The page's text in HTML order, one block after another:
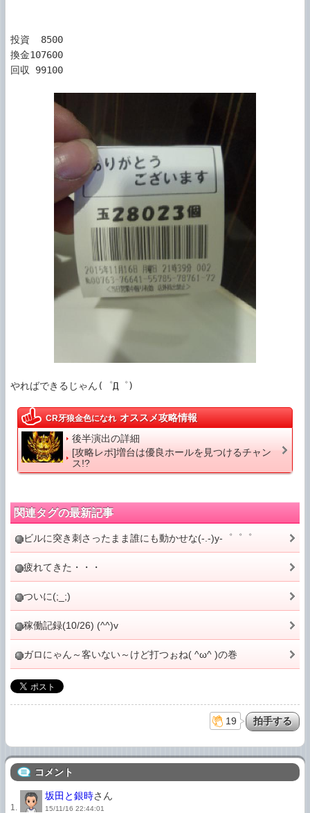
投資  8500
換金107600
回収 99100
やればできるじゃん(゜Д゜)
CR牙狼金色になれ オススメ攻略情報
後半演出の詳細
[攻略レポ]増台は優良ホールを見つけるチャン
ス!?
関連タグの最新記事
ビルに突き刺さったまま誰にも動かせな(-.-)y-゜゜゜
疲れてきた・・・
ついに(;_;)
稼働記録(10/26) (^^)v
ガロにゃん～客いない～けど打つぉね( ^ω^ )の巻
19
コメント
1.
坂田と銀時さん
15/11/16 22:44:01